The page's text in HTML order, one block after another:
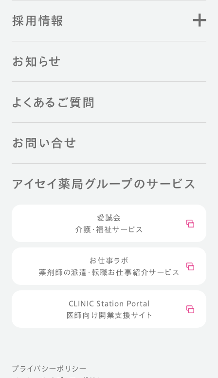
採用情報
お知らせ
よくあるご質問
お問い合せ
アイセイ薬局グループのサービス
愛誠会
介護・福祉サービス
お仕事ラボ
薬剤師の派遣・転職お仕事紹介サービス
CLINIC Station Portal
医師向け開業支援サイト
プライバシーポリシー